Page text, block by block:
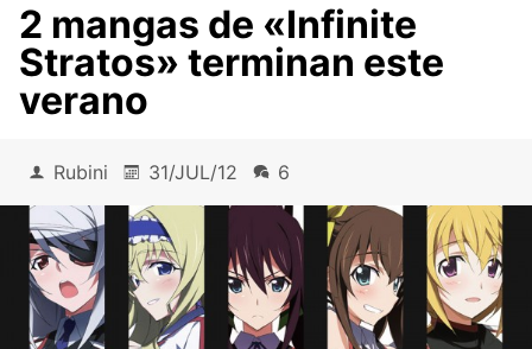
2 mangas de «Infinite
Stratos» terminan este
verano
Rubini 31/JUL/12 6